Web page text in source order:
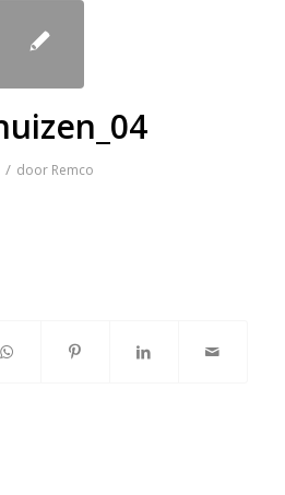
/ door Remco